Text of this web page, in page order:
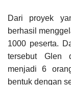
Dari proyek
berhasil
1000 peserta.
tersebut Glen
menjadi 6
bentuk dengan